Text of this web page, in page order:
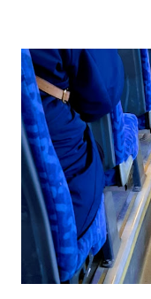
kun toimistoon tulin